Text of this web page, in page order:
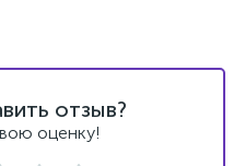
отзыв?
оценку!